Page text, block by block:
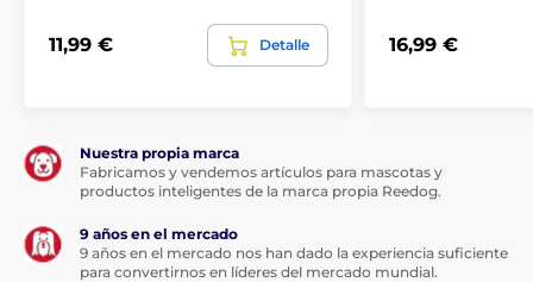
11,99 € Detalle 16,99 €
Nuestra propia marca
Fabricamos y vendemos artículos para mascotas y
productos inteligentes de la marca propia Reedog.
9 años en el mercado
9 años en el mercado nos han dado la experiencia suficiente
para convertirnos en líderes del mercado mundial.